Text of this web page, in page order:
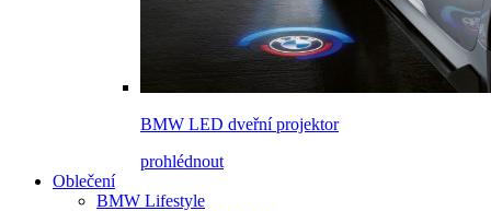
BMW LED dveřní projektor
prohlédnout
Oblečení
BMW Lifestyle